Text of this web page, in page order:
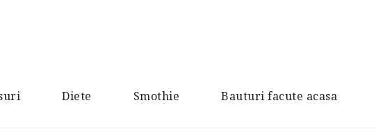
Diete Smothie Bauturi facute acasa